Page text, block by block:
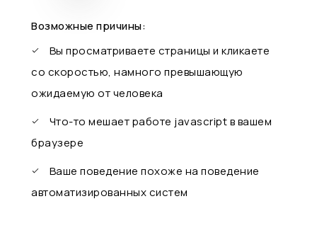
Возможные причины:
Вы просматриваете страницы и кликаете
со скоростью, намного превышающую
ожидаемую от человека
Что-то мешает работе javascript в вашем
браузере
Ваше поведение похоже на поведение
автоматизированных систем